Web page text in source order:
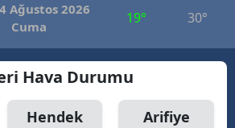
Ağustos 2026
Cuma
19° 30°
Hava Durumu
Hendek
Arifiye